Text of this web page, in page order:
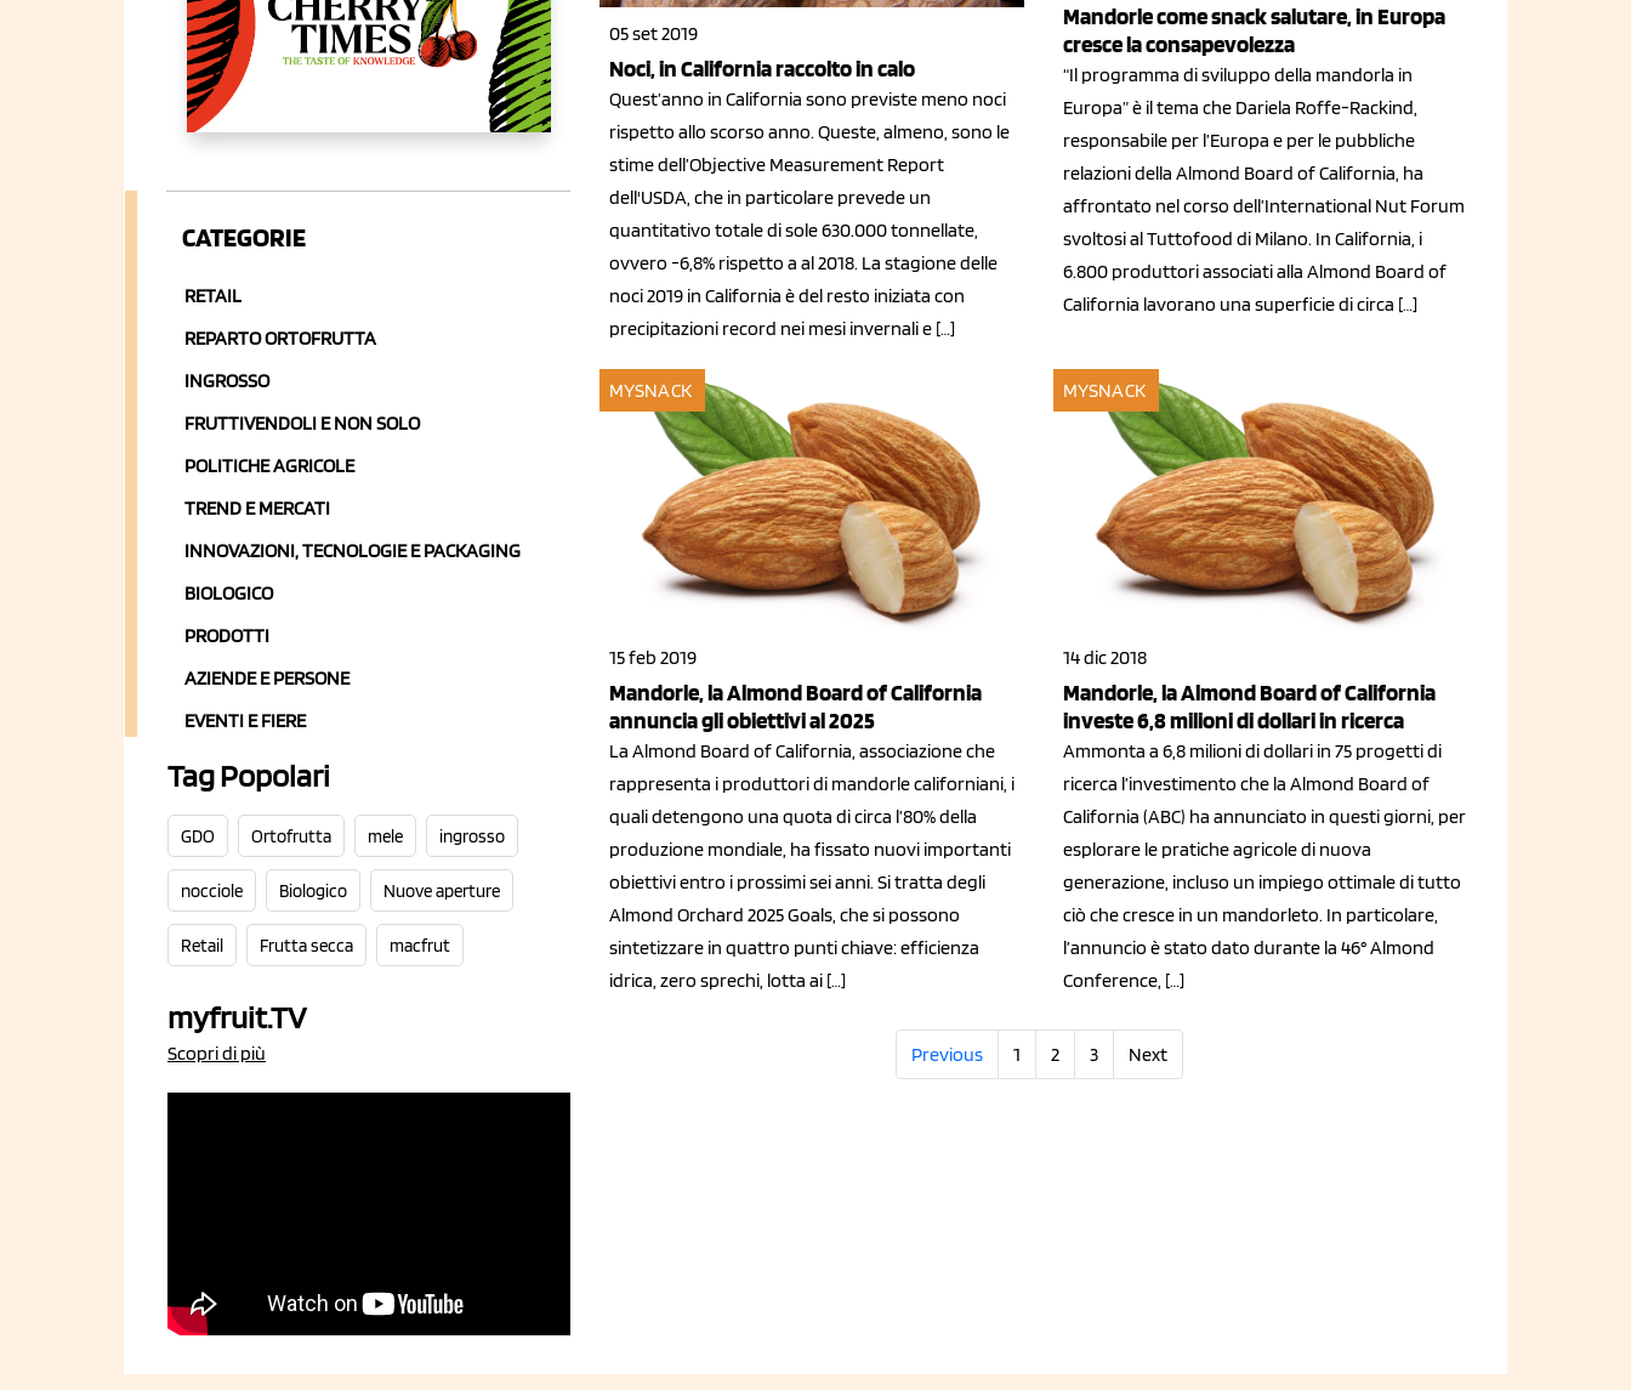
CATEGORIE
RETAIL
REPARTO ORTOFRUTTA
INGROSSO
FRUTTIVENDOLI E NON SOLO
POLITICHE AGRICOLE
TREND E MERCATI
INNOVAZIONI, TECNOLOGIE E PACKAGING
BIOLOGICO
PRODOTTI
AZIENDE E PERSONE
EVENTI E FIERE
Tag Popolari
GDO Ortofrutta mele ingrosso
nocciole Biologico Nuove aperture
Retail Frutta secca macfrut
myfruit.TV
Scopri di più
05 set 2019
Noci, in California raccolto in calo
Quest’anno in California sono previste meno noci
rispetto allo scorso anno. Queste, almeno, sono le
stime dell’Objective Measurement Report
dell'USDA, che in particolare prevede un
quantitativo totale di sole 630.000 tonnellate,
ovvero -6,8% rispetto a al 2018. La stagione delle
noci 2019 in California è del resto iniziata con
precipitazioni record nei mesi invernali e […]
Mandorle come snack salutare, in Europa
cresce la consapevolezza
“Il programma di sviluppo della mandorla in
Europa” è il tema che Dariela Roffe-Rackind,
responsabile per l’Europa e per le pubbliche
relazioni della Almond Board of California, ha
affrontato nel corso dell’International Nut Forum
svoltosi al Tuttofood di Milano. In California, i
6.800 produttori associati alla Almond Board of
California lavorano una superficie di circa […]
MYSNACK
15 feb 2019
Mandorle, la Almond Board of California
annuncia gli obiettivi al 2025
La Almond Board of California, associazione che
rappresenta i produttori di mandorle californiani, i
quali detengono una quota di circa l’80% della
produzione mondiale, ha fissato nuovi importanti
obiettivi entro i prossimi sei anni. Si tratta degli
Almond Orchard 2025 Goals, che si possono
sintetizzare in quattro punti chiave: efficienza
idrica, zero sprechi, lotta ai […]
MYSNACK
14 dic 2018
Mandorle, la Almond Board of California
investe 6,8 milioni di dollari in ricerca
Ammonta a 6,8 milioni di dollari in 75 progetti di
ricerca l’investimento che la Almond Board of
California (ABC) ha annunciato in questi giorni, per
esplorare le pratiche agricole di nuova
generazione, incluso un impiego ottimale di tutto
ciò che cresce in un mandorleto. In particolare,
l’annuncio è stato dato durante la 46° Almond
Conference, […]
Previous 1 2 3 Next